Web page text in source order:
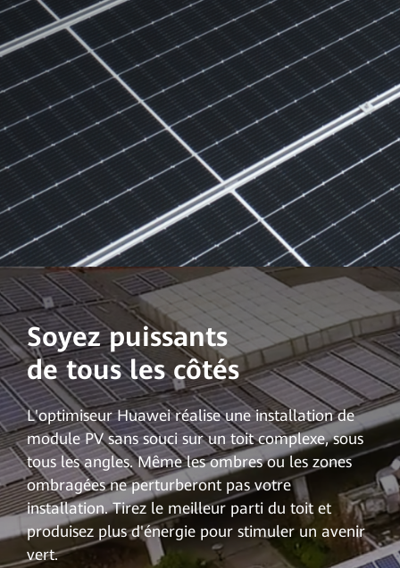
Soyez puissants
de tous les côtés
L'optimiseur Huawei réalise une installation de
module PV sans souci sur un toit complexe, sous
tous les angles. Même les ombres ou les zones
ombragées ne perturberont pas votre
installation. Tirez le meilleur parti du toit et
produisez plus d'énergie pour stimuler un avenir
vert.